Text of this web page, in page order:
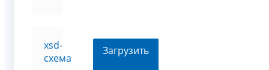
xsd-
схема
Загрузить